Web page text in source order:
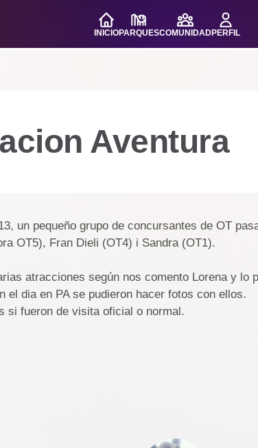
INICIOPARQUESCOMUNIDADPERFIL
Aventura
un pequeño grupo de concursantes de OT
OT5), Fran Dieli (OT4) i Sandra (OT1).
atracciones según nos comento Lorena y lo
el dia en PA se pudieron hacer fotos con ellos.
si fueron de visita oficial o normal.